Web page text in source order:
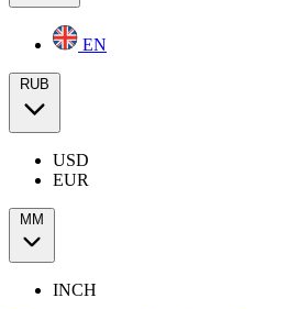
EN
RUB
USD
EUR
ММ
INCH